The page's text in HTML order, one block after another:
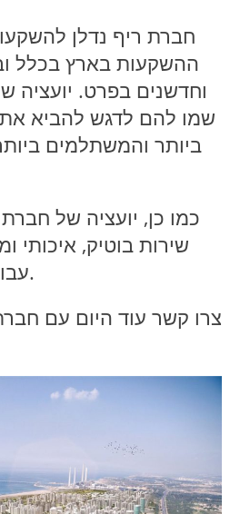
חברת ריף נדלן
ההשקעות בארץ בכלל
וחדשנים בפרט. יועציה
שמו להם לדגש להביא
ביותר והמשתלמים
כמו כן, יועציה של
שירות בוטיק, איכותי
עבור קהל לקוחותיהם.
צרו קשר עוד היום עם